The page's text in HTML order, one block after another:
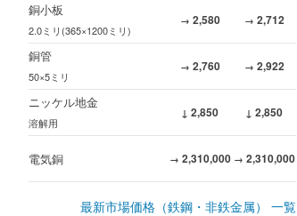
銅小板
2.0ミリ(365×1200ミリ)
→ 2,580 → 2,712
銅管
50×5ミリ
→ 2,760 → 2,922
ニッケル地金
溶解用
↓ 2,850 ↓ 2,850
電気銅 → 2,310,000 → 2,310,000
最新市場価格（鉄鋼・非鉄金属） 一覧